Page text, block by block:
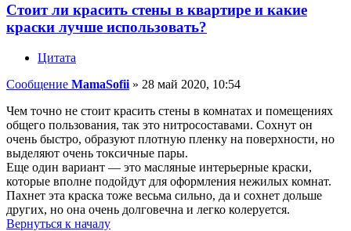
Стоит ли красить стены в квартире и какие
краски лучше использовать?
Цитата
Сообщение MamaSofii » 28 май 2020, 10:54
Чем точно не стоит красить стены в комнатах и помещениях
общего пользования, так это нитросоставами. Сохнут он
очень быстро, образуют плотную пленку на поверхности, но
выделяют очень токсичные пары.
Еще один вариант — это масляные интерьерные краски,
которые вполне подойдут для оформления нежилых комнат.
Пахнет эта краска тоже весьма сильно, да и сохнет дольше
других, но она очень долговечна и легко колеруется.
Вернуться к началу